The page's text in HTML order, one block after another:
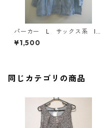
パーカー L サックス系 IY
-3938
¥1,500
同じカテゴリの商品